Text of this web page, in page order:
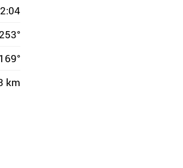
km